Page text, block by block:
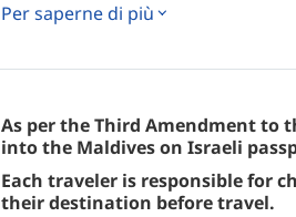
Situato in posizione strategica,
Per saperne di più
As per the Third Amendment to
into the Maldives on Israeli
Each traveler is responsible for
their destination before travel.